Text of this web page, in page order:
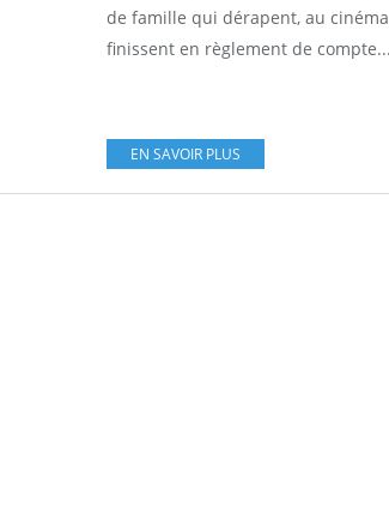
de famille qui dérapent, au
finissent en règlement de
EN SAVOIR PLUS